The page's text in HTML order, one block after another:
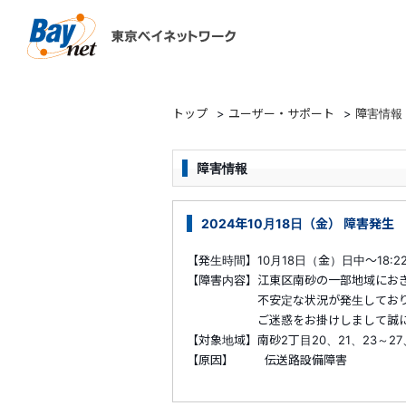
トップ > ユーザー・サポート > 障害情報
障害情報
2024年10月18日（金） 障害発生
【発生時間】10月18日（金）日中～18:22
【障害内容】江東区南砂の一部地域に
不安定な状況が発生しておりまし
ご迷惑をお掛けしまして誠に
【対象地域】南砂2丁目20、21、23～
【原因】 伝送路設備障害